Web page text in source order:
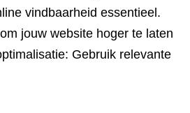
vindbaarheid essentieel.
jouw website hoger te laten
Gebruik relevante